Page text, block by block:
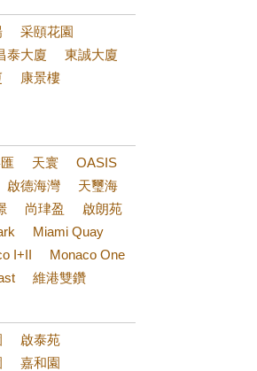
采頤花園
泰大廈
東誠大廈
康景樓
天寰
OASIS
啟德海灣
天璽海
尚珒盈
啟朗苑
Miami Quay
I+II
Monaco One
維港雙鑽
啟泰苑
嘉和園